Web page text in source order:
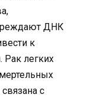
ДНК
к
Рак легких
с